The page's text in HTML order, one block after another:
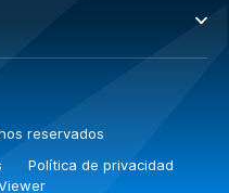
reservados
Política de privacidad